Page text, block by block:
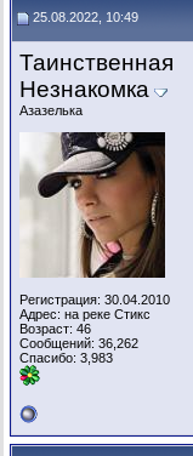
25.08.2022, 10:49
Таинственная
Незнакомка
Азазелька
Регистрация: 30.04.2010
Адрес: на реке Стикс
Возраст: 46
Сообщений: 36,262
Спасибо: 3,983